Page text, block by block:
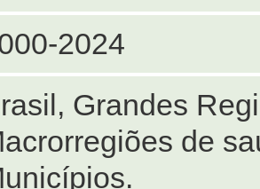
2024
Grandes
de